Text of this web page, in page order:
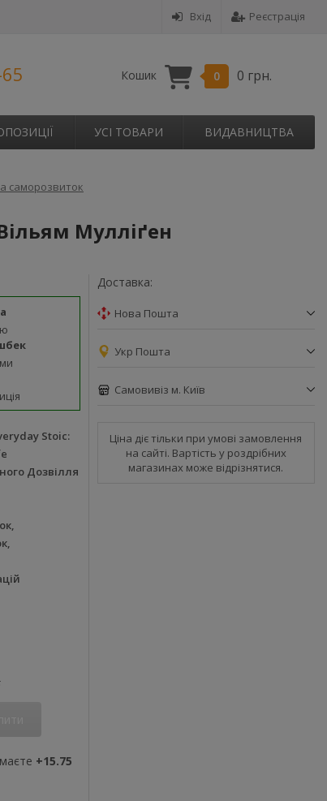
Вхід Реєстрація
Кошик 0 0 грн.
УСІ ТОВАРИ ВИДАВНИЦТВА
саморозвиток
Мулліґен
Stoic:
Дозвілля
+15.75
Доставка:
Нова Пошта
Укр Пошта
Самовивіз м. Київ
Ціна діє тільки при умові замовлення
на сайті. Вартість у роздрібних
магазинах може відрізнятися.